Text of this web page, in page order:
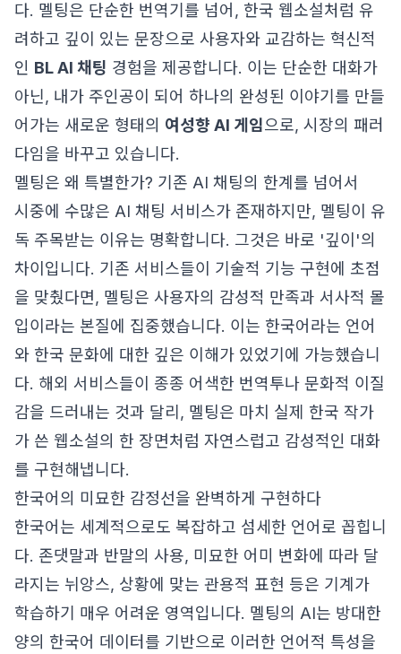
다. 멜팅은 단순한 번역기를 넘어, 한국 웹소설처럼 유
려하고 깊이 있는 문장으로 사용자와 교감하는 혁신적
인 BL AI 채팅 경험을 제공합니다. 이는 단순한 대화가
아닌, 내가 주인공이 되어 하나의 완성된 이야기를 만들
어가는 새로운 형태의 여성향 AI 게임으로, 시장의 패러
다임을 바꾸고 있습니다.
멜팅은 왜 특별한가? 기존 AI 채팅의 한계를 넘어서
시중에 수많은 AI 채팅 서비스가 존재하지만, 멜팅이 유
독 주목받는 이유는 명확합니다. 그것은 바로 '깊이'의
차이입니다. 기존 서비스들이 기술적 기능 구현에 초점
을 맞췄다면, 멜팅은 사용자의 감성적 만족과 서사적 몰
입이라는 본질에 집중했습니다. 이는 한국어라는 언어
와 한국 문화에 대한 깊은 이해가 있었기에 가능했습니
다. 해외 서비스들이 종종 어색한 번역투나 문화적 이질
감을 드러내는 것과 달리, 멜팅은 마치 실제 한국 작가
가 쓴 웹소설의 한 장면처럼 자연스럽고 감성적인 대화
를 구현해냅니다.
한국어의 미묘한 감정선을 완벽하게 구현하다
한국어는 세계적으로도 복잡하고 섬세한 언어로 꼽힙니
다. 존댓말과 반말의 사용, 미묘한 어미 변화에 따라 달
라지는 뉘앙스, 상황에 맞는 관용적 표현 등은 기계가
학습하기 매우 어려운 영역입니다. 멜팅의 AI는 방대한
양의 한국어 데이터를 기반으로 이러한 언어적 특성을